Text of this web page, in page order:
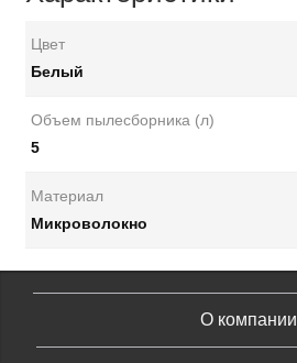
Цвет
Белый
Объем пылесборника (л)
5
Материал
Микроволокно
О компании